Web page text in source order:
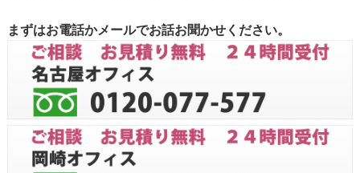
まずはお電話かメールでお話お聞かせください。